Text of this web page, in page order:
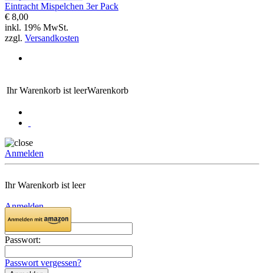
Eintracht Mispelchen 3er Pack
€ 8,00
inkl. 19% MwSt.
zzgl. Versandkosten
Ihr Warenkorb ist leerWarenkorb
Anmelden
Ihr Warenkorb ist leer
Anmelden
Email:
Passwort:
Passwort vergessen?